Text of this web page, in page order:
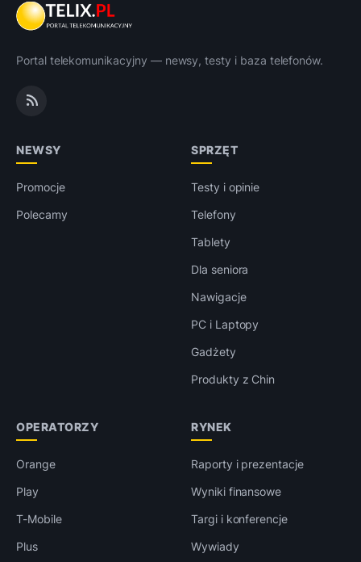
Portal telekomunikacyjny — newsy, testy i baza telefonów.
NEWSY
Promocje
Polecamy
SPRZĘT
Testy i opinie
Telefony
Tablety
Dla seniora
Nawigacje
PC i Laptopy
Gadżety
Produkty z Chin
OPERATORZY
Orange
Play
T-Mobile
Plus
RYNEK
Raporty i prezentacje
Wyniki finansowe
Targi i konferencje
Wywiady